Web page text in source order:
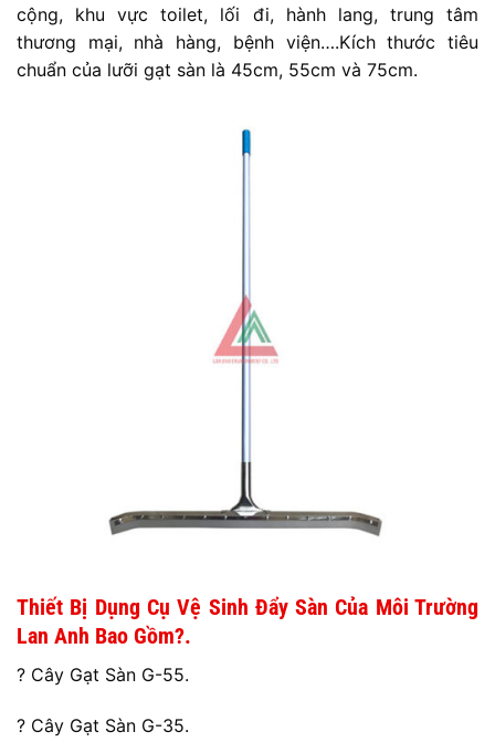
cộng, khu vực toilet, lối đi, hành lang, trung tâm
thương mại, nhà hàng, bệnh viện….Kích thước tiêu
chuẩn của lưỡi gạt sàn là 45cm, 55cm và 75cm.
Thiết Bị Dụng Cụ Vệ Sinh Đẩy Sàn Của Môi Trường
Lan Anh Bao Gồm?.
? Cây Gạt Sàn G-55.
? Cây Gạt Sàn G-35.